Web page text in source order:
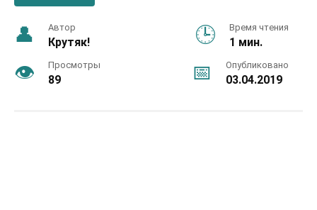
Автор
Крутяк!
Время чтения
1 мин.
Просмотры
89
Опубликовано
03.04.2019